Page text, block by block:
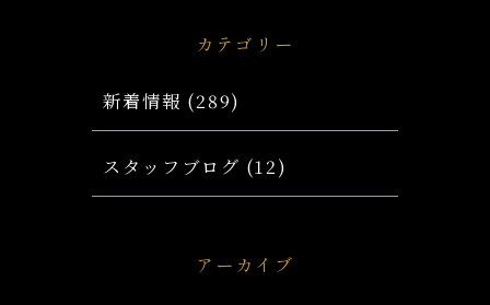
カテゴリー
新着情報 (289)
スタッフブログ (12)
アーカイブ